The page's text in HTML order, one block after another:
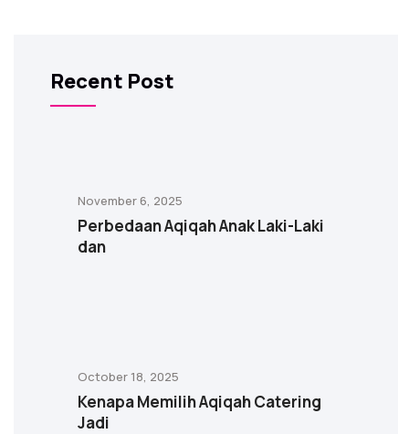
Recent Post
November 6, 2025
Perbedaan Aqiqah Anak Laki-Laki
dan
October 18, 2025
Kenapa Memilih Aqiqah Catering
Jadi